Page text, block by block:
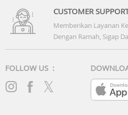
- Corning Gorilla Glass Victus
- IP68 Water and Dust Resistant
Weight: 214gr
-----------
Lainnya : samsung s26 ultra,
galaxy s26 ultra, samsung
phone, samsung smartphone,
smartphone ai, ai cell phone,
CUSTOMER
Memberikan Layanan
Dengan Ramah, Sigap
FOLLOW US :